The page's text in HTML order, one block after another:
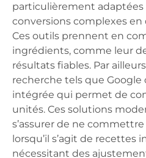
particulièrement
conversions complexes en
Ces outils prennent en
ingrédients, comme leur
résultats fiables. Par
recherche tels que Google
intégrée qui permet de
unités. Ces solutions
s’assurer de ne
lorsqu’il s’agit de recettes
nécessitant des